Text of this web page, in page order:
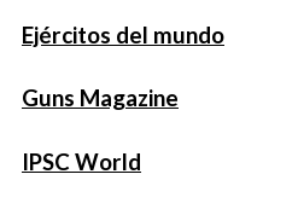
Ejércitos del mundo
Guns Magazine
IPSC World